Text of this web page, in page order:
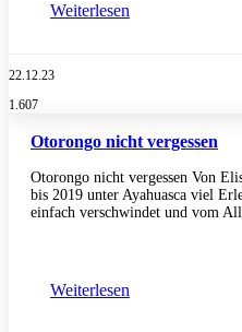
Weiterlesen
22.12.23
1.607
Otorongo nicht vergessen
Otorongo nicht vergessen Von
bis 2019 unter Ayahuasca viel
einfach verschwindet und vom
Weiterlesen